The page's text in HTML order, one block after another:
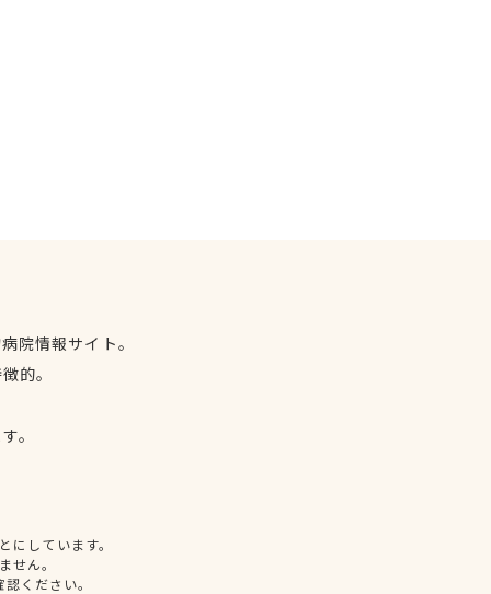
院情報サイト。
的。
。
しています。
せん。
ください。